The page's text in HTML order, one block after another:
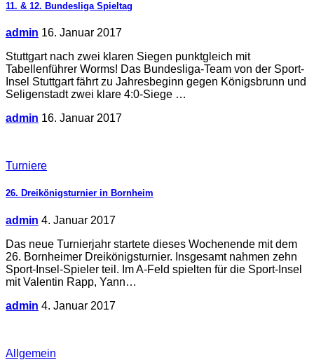
11. & 12. Bundesliga Spieltag
admin 16. Januar 2017
Stuttgart nach zwei klaren Siegen punktgleich mit
Tabellenführer Worms! Das Bundesliga-Team von der Sport-
Insel Stuttgart fährt zu Jahresbeginn gegen Königsbrunn und
Seligenstadt zwei klare 4:0-Siege …
admin 16. Januar 2017
Turniere
26. Dreikönigsturnier in Bornheim
admin 4. Januar 2017
Das neue Turnierjahr startete dieses Wochenende mit dem
26. Bornheimer Dreikönigsturnier. Insgesamt nahmen zehn
Sport-Insel-Spieler teil. Im A-Feld spielten für die Sport-Insel
mit Valentin Rapp, Yann…
admin 4. Januar 2017
Allgemein